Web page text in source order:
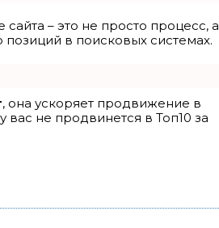
– это не просто процесс, а
в поисковых системах.
, она ускоряет продвижение в
не продвинется в Топ10 за